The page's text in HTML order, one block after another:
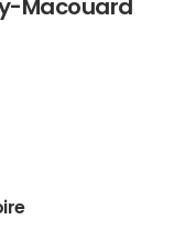
Macouard